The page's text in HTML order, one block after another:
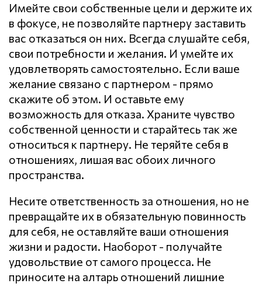
Имейте свои собственные цели и держите их
в фокусе, не позволяйте партнеру заставить
вас отказаться он них. Всегда слушайте себя,
свои потребности и желания. И умейте их
удовлетворять самостоятельно. Если ваше
желание связано с партнером - прямо
скажите об этом. И оставьте ему
возможность для отказа. Храните чувство
собственной ценности и старайтесь так же
относиться к партнеру. Не теряйте себя в
отношениях, лишая вас обоих личного
пространства.
Несите ответственность за отношения, но не
превращайте их в обязательную повинность
для себя, не оставляйте ваши отношения
жизни и радости. Наоборот - получайте
удовольствие от самого процесса. Не
приносите на алтарь отношений лишние